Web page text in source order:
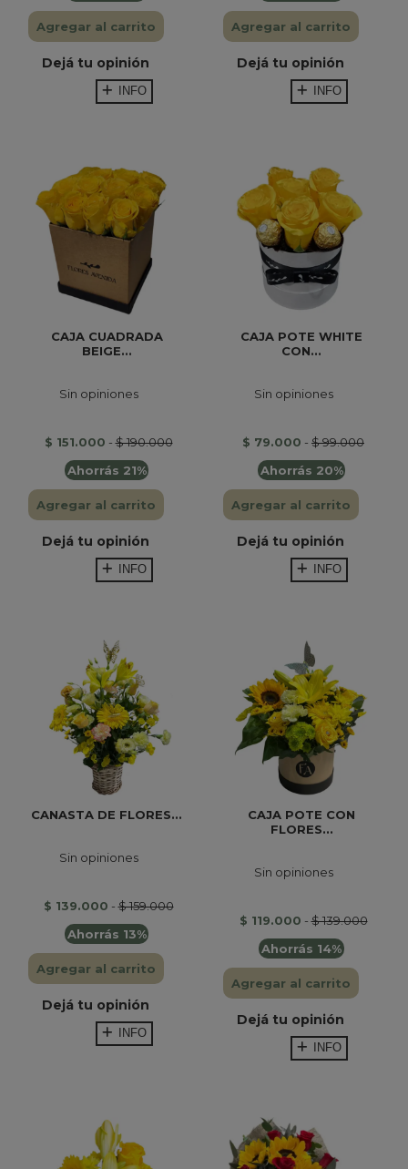
Agregar al carrito
Dejá tu opinión
INFO
Agregar al carrito
Dejá tu opinión
INFO
CAJA CUADRADA
BEIGE...
Sin opiniones
$ 151.000 -$ 190.000
Ahorrás 21%
Agregar al carrito
Dejá tu opinión
INFO
CAJA POTE WHITE
CON...
Sin opiniones
$ 79.000 - $ 99.000
Ahorrás 20%
Agregar al carrito
Dejá tu opinión
INFO
CANASTA DE FLORES...
Sin opiniones
$ 139.000 -$ 159.000
Ahorrás 13%
Agregar al carrito
Dejá tu opinión
INFO
CAJA POTE CON
FLORES...
Sin opiniones
$ 119.000 -$ 139.000
Ahorrás 14%
Agregar al carrito
Dejá tu opinión
INFO